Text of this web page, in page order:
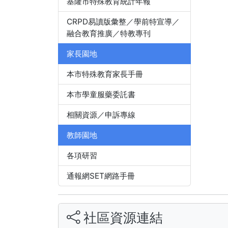
CRPD易讀版彙整／學前特宣導／
融合教育推廣／特教專刊
家長園地
本市特殊教育家長手冊
本市學童服藥委託書
相關資源／申訴專線
教師園地
各項研習
通報網SET網路手冊
社區資源連結